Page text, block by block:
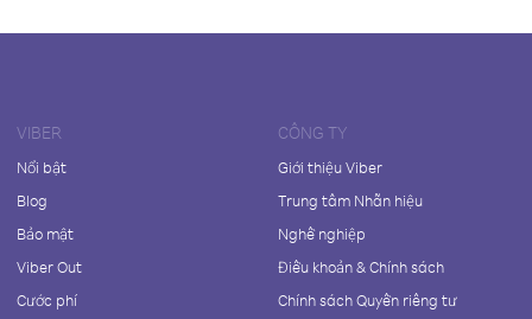
VIBER
Nổi bật
Blog
Bảo mật
Viber Out
Cước phí
CÔNG TY
Giới thiệu Viber
Trung tâm Nhãn hiệu
Nghề nghiệp
Điều khoản & Chính sách
Chính sách Quyền riêng tư